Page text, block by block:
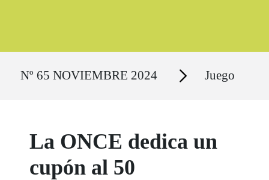
Nº 65 NOVIEMBRE 2024 Secciones Juego
La ONCE dedica un
cupón al 50